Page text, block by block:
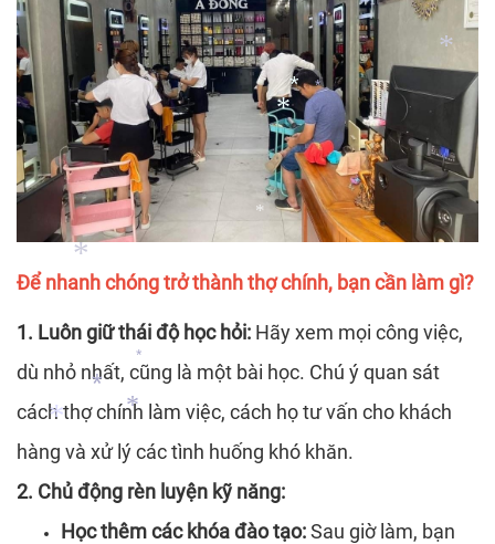
*
*
*
*
*
*
*
*
*
*
Để nhanh chóng trở thành thợ chính, bạn cần làm gì?
1. Luôn giữ thái độ học hỏi: Hãy xem mọi công việc,
dù nhỏ nhất, cũng là một bài học. Chú ý quan sát
cách thợ chính làm việc, cách họ tư vấn cho khách
hàng và xử lý các tình huống khó khăn.
2. Chủ động rèn luyện kỹ năng:
Học thêm các khóa đào tạo:Sau giờ làm, bạn